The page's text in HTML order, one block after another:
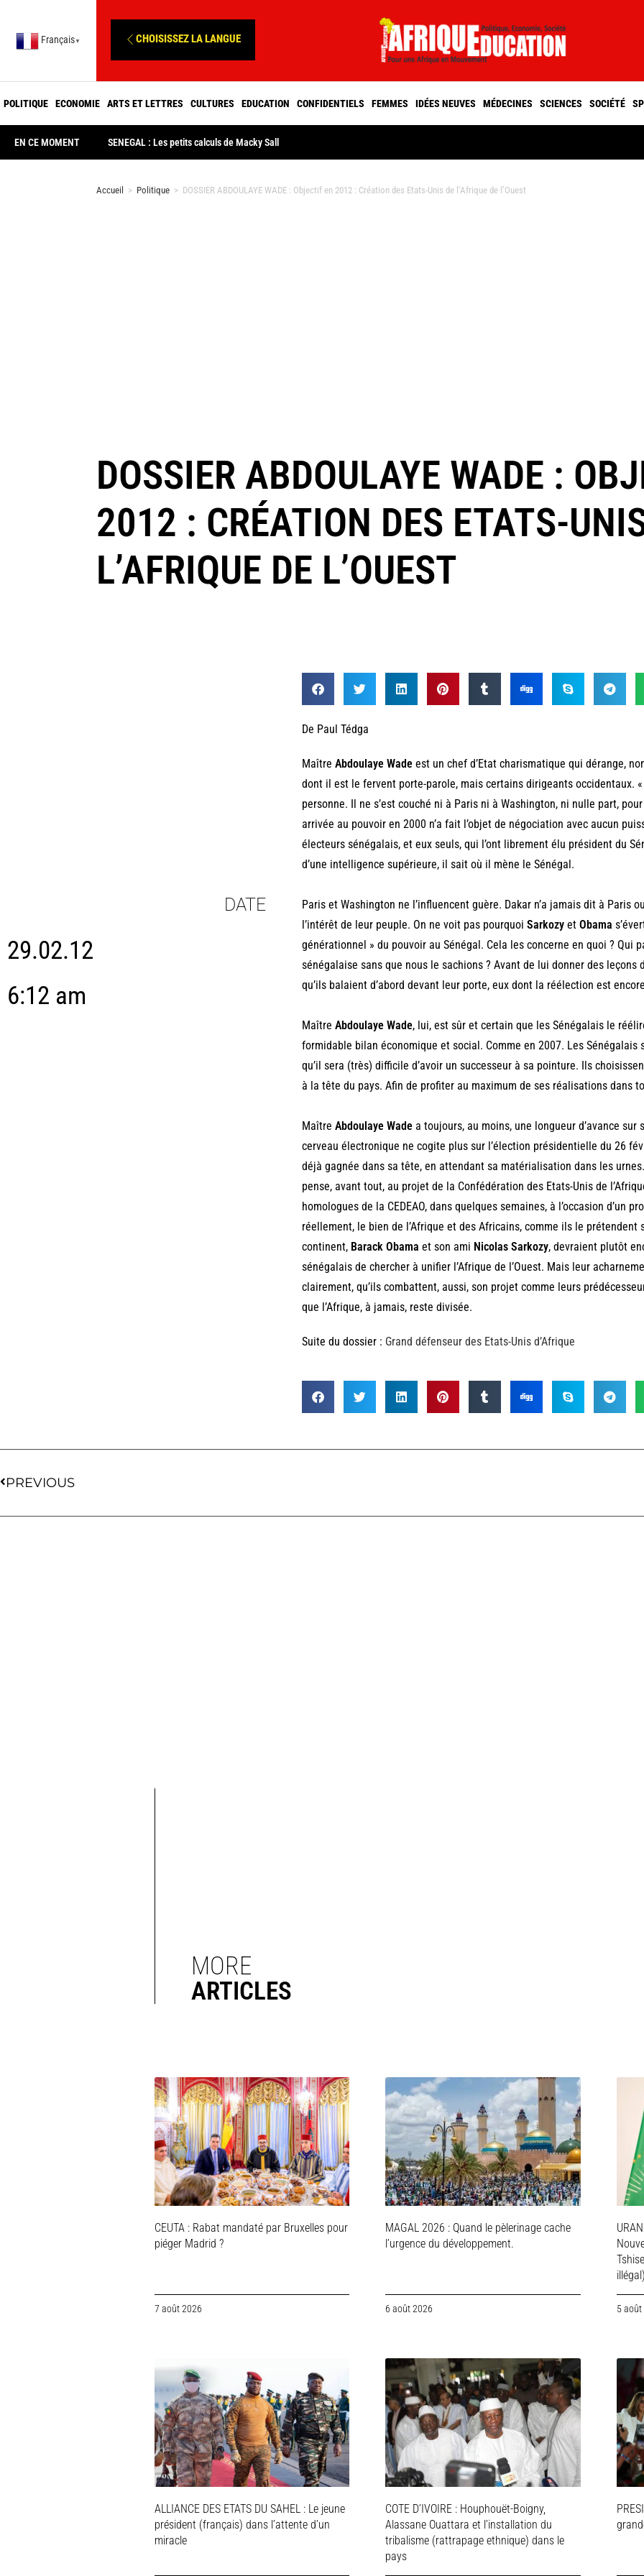
Français ▼ CHOISISSEZ LA LANGUE
POLITIQUE ECONOMIE ARTS ET LETTRES CULTURES EDUCATION CONFIDENTIELS FEMMES IDÉES NEUVES MÉDECINES SCIENCES SOCIÉTÉ
EN CE MOMENT SENEGAL : Les petits calculs de Macky Sall
Accueil > Politique > DOSSIER ABDOULAYE WADE : Objectif en 2012 : Création des Etats-Unis de l’Afrique de l’Ouest
DOSSIER ABDOULAYE WADE :
2012 : CRÉATION DES ETATS-
L’AFRIQUE DE L’OUEST
DATE
29.02.12
6:12 am
De Paul Tédga
Maître Abdoulaye Wadeest un chef d’Etat charismatique qui dérange,
dont il est le fervent porte-parole, mais certains dirigeants occidentaux.
personne. Il ne s’est couché ni à Paris ni à Washington, ni nulle part,
arrivée au pouvoir en 2000 n’a fait l’objet de négociation avec aucun
électeurs sénégalais, et eux seuls, qui l’ont librement élu président du
d’une intelligence supérieure, il sait où il mène le Sénégal.
Paris et Washington ne l’influencent guère. Dakar n’a jamais dit à Paris
l’intérêt de leur peuple. On ne voit pas pourquoi Sarkozyet Obama
générationnel » du pouvoir au Sénégal. Cela les concerne en quoi ? Qui
sénégalaise sans que nous le sachions ? Avant de lui donner des leçons
qu’ils balaient d’abord devant leur porte, eux dont la réélection est
Maître Abdoulaye Wade, lui, est sûr et certain que les Sénégalais le
formidable bilan économique et social. Comme en 2007. Les Sénégalais
qu’il sera (très) difficile d’avoir un successeur à sa pointure. Ils
à la tête du pays. Afin de profiter au maximum de ses réalisations dans
Maître Abdoulaye Wadea toujours, au moins, une longueur d’avance sur
cerveau électronique ne cogite plus sur l’élection présidentielle du 26
déjà gagnée dans sa tête, en attendant sa matérialisation dans les
pense, avant tout, au projet de la Confédération des Etats-Unis de
homologues de la CEDEAO, dans quelques semaines, à l’occasion d’un
réellement, le bien de l’Afrique et des Africains, comme ils le prétendent
continent, Barack Obama et son ami Nicolas Sarkozy, devraient plutôt
sénégalais de chercher à unifier l’Afrique de l’Ouest. Mais leur
clairement, qu’ils combattent, aussi, son projet comme leurs
que l’Afrique, à jamais, reste divisée.
Suite du dossier : Grand défenseur des Etats-Unis d’Afrique
PREVIOUS
MORE
ARTICLES
CEUTA : Rabat mandaté par Bruxelles pour
piéger Madrid ?
7 août 2026
MAGAL 2026 : Quand le pèlerinage cache
l’urgence du développement.
6 août 2026 5 août
ALLIANCE DES ETATS DU SAHEL : Le jeune
président (français) dans l’attente d’un
miracle
COTE D’IVOIRE : Houphouët-Boigny,
Alassane Ouattara et l’installation du
tribalisme (rattrapage ethnique) dans le
pays